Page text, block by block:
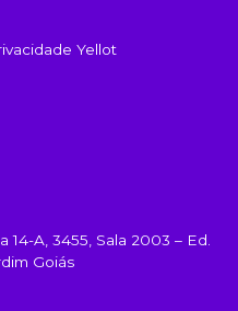
Yellot
14-A, 3455, Sala 2003 – Ed.
Goiás